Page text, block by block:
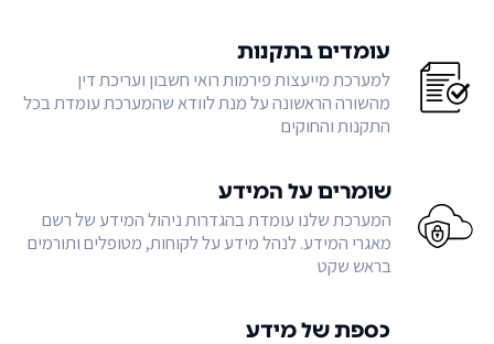
עומדים בתקנות
למערכת מייעצות פירמות רואי חשבון ועריכת דין
מהשורה הראשונה על מנת לוודא שהמערכת עומדת בכל
התקנות והחוקים
שומרים על המידע
המערכת שלנו עומדת בהגדרות ניהול המידע של רשם
מאגרי המידע. לנהל מידע על לקוחות, מטופלים ותורמים
בראש שקט
כספת של מידע